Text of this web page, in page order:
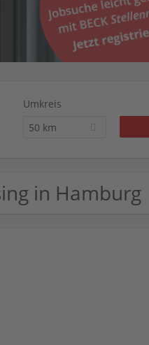
Umkreis
50 km
in Hamburg